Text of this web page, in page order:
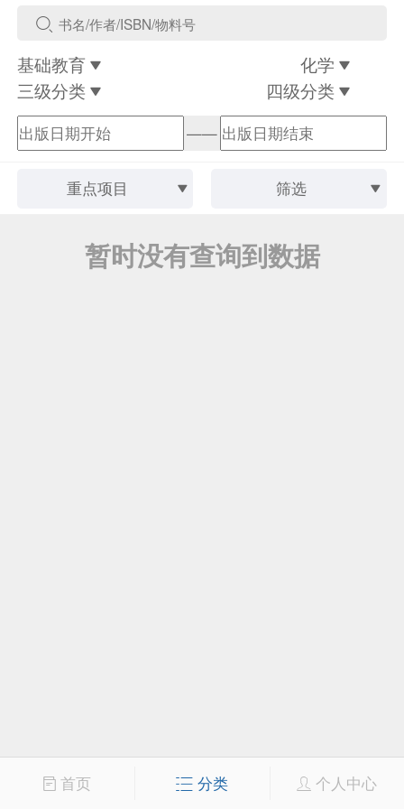
基础教育
化学
三级分类
四级分类
——
重点项目 筛选
暂时没有查询到数据
首页 分类 个人中心